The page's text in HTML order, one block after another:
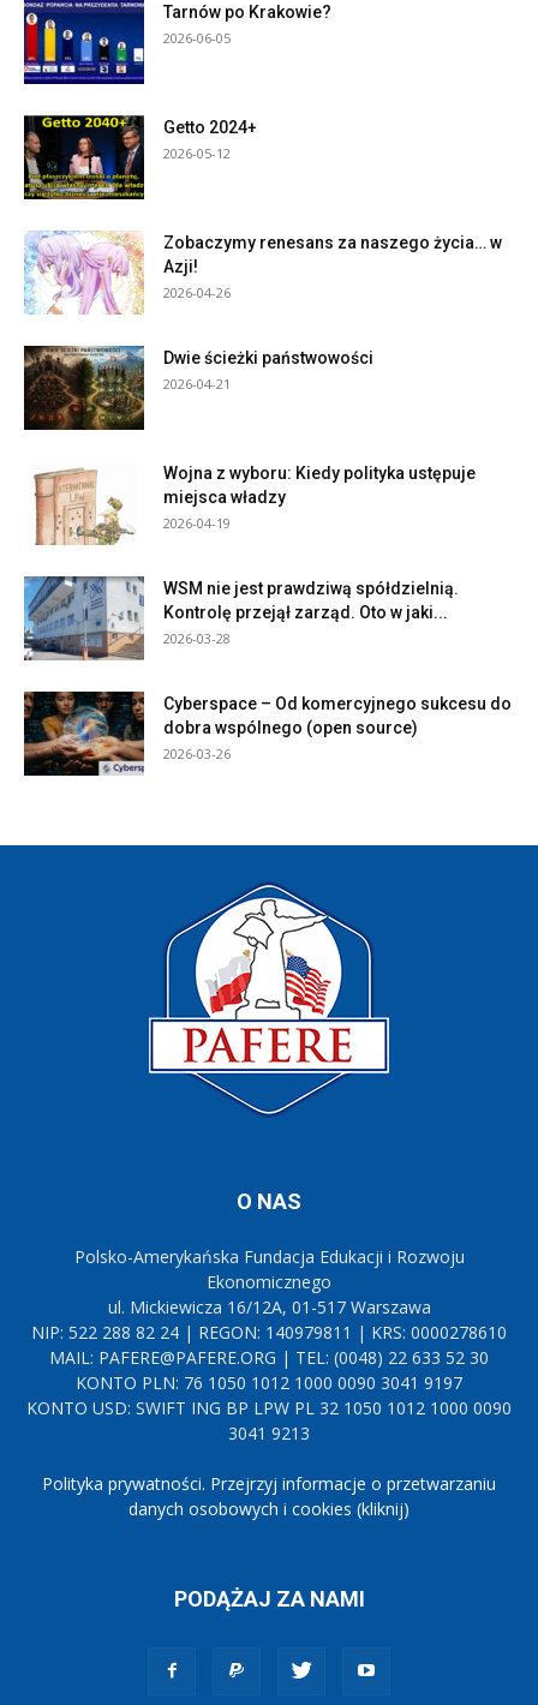
Tarnów po Krakowie?
2026-06-05
Getto 2024+
2026-05-12
Zobaczymy renesans za naszego życia… w
Azji!
2026-04-26
Dwie ścieżki państwowości
2026-04-21
Wojna z wyboru: Kiedy polityka ustępuje
miejsca władzy
2026-04-19
WSM nie jest prawdziwą spółdzielnią.
Kontrolę przejął zarząd. Oto w jaki...
2026-03-28
Cyberspace – Od komercyjnego sukcesu do
dobra wspólnego (open source)
2026-03-26
O NAS
Polsko-Amerykańska Fundacja Edukacji i Rozwoju
Ekonomicznego
ul. Mickiewicza 16/12A, 01-517 Warszawa
NIP: 522 288 82 24 | REGON: 140979811 | KRS: 0000278610
MAIL: PAFERE@PAFERE.ORG | TEL: (0048) 22 633 52 30
KONTO PLN: 76 1050 1012 1000 0090 3041 9197
KONTO USD: SWIFT ING BP LPW PL 32 1050 1012 1000 0090
3041 9213
Polityka prywatności. Przejrzyj informacje o przetwarzaniu
danych osobowych i cookies (kliknij)
PODĄŻAJ ZA NAMI